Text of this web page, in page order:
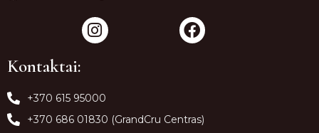
Kontaktai:
+370 615 95000
+370 686 01830 (GrandCru Centras)